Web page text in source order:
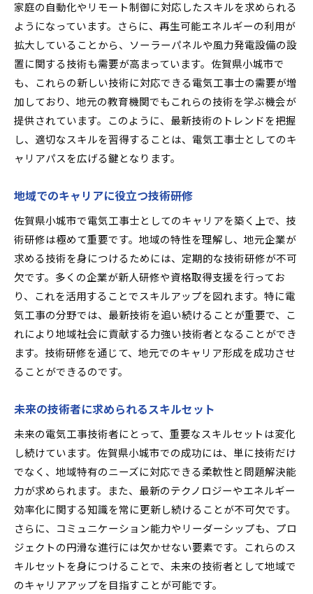
家庭の自動化やリモート制御に対応したスキルを求められる
ようになっています。さらに、再生可能エネルギーの利用が
拡大していることから、ソーラーパネルや風力発電設備の設
置に関する技術も需要が高まっています。佐賀県小城市で
も、これらの新しい技術に対応できる電気工事士の需要が増
加しており、地元の教育機関でもこれらの技術を学ぶ機会が
提供されています。このように、最新技術のトレンドを把握
し、適切なスキルを習得することは、電気工事士としてのキ
ャリアパスを広げる鍵となります。
地域でのキャリアに役立つ技術研修
佐賀県小城市で電気工事士としてのキャリアを築く上で、技
術研修は極めて重要です。地域の特性を理解し、地元企業が
求める技術を身につけるためには、定期的な技術研修が不可
欠です。多くの企業が新人研修や資格取得支援を行ってお
り、これを活用することでスキルアップを図れます。特に電
気工事の分野では、最新技術を追い続けることが重要で、こ
れにより地域社会に貢献する力強い技術者となることができ
ます。技術研修を通じて、地元でのキャリア形成を成功させ
ることができるのです。
未来の技術者に求められるスキルセット
未来の電気工事技術者にとって、重要なスキルセットは変化
し続けています。佐賀県小城市での成功には、単に技術だけ
でなく、地域特有のニーズに対応できる柔軟性と問題解決能
力が求められます。また、最新のテクノロジーやエネルギー
効率化に関する知識を常に更新し続けることが不可欠です。
さらに、コミュニケーション能力やリーダーシップも、プロ
ジェクトの円滑な進行には欠かせない要素です。これらのス
キルセットを身につけることで、未来の技術者として地域で
のキャリアアップを目指すことが可能です。